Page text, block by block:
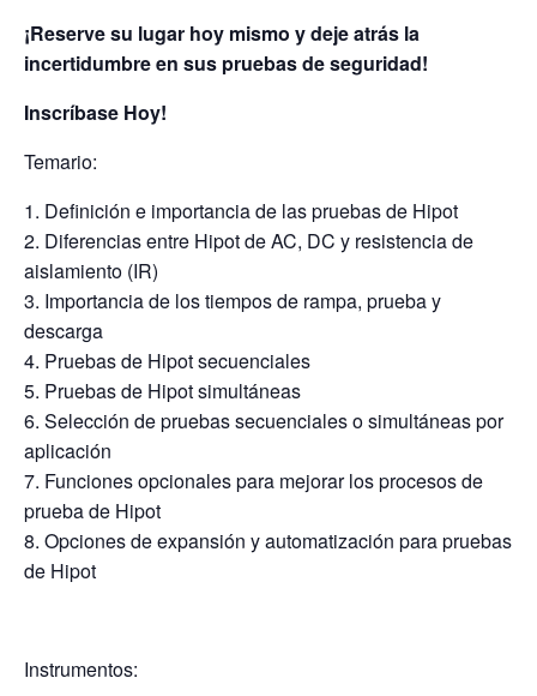
¡Reserve su lugar hoy mismo y deje atrás la
incertidumbre en sus pruebas de seguridad!
Inscríbase Hoy!
Temario:
Definición e importancia de las pruebas de Hipot
Diferencias entre Hipot de AC, DC y resistencia de
aislamiento (IR)
Importancia de los tiempos de rampa, prueba y
descarga
Pruebas de Hipot secuenciales
Pruebas de Hipot simultáneas
Selección de pruebas secuenciales o simultáneas por
aplicación
Funciones opcionales para mejorar los procesos de
prueba de Hipot
Opciones de expansión y automatización para pruebas
de Hipot
Instrumentos: